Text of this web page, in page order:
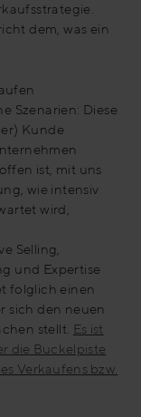
dem, was ein
Szenarien: Diese
Kunde
ist, mit uns
wie intensiv
wird,
Selling,
und Expertise
folglich einen
sich den neuen
stellt. Es ist
die Buckelpiste
Verkaufens bzw.